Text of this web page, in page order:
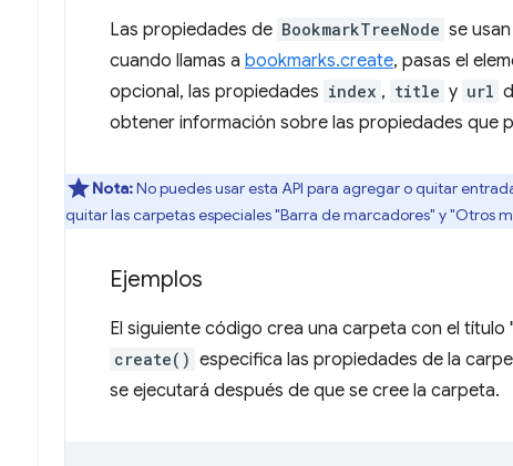
Las propiedades de BookmarkTreeNode se
cuando llamas a bookmarks.create, pasas el
opcional, las propiedades index , title y url
obtener información sobre las propiedades que
Nota:No puedes usar esta API para agregar o quitar
quitar las carpetas especiales "Barra de marcadores" y "Otros
Ejemplos
El siguiente código crea una carpeta con el
create() especifica las propiedades de la
se ejecutará después de que se cree la carpeta.